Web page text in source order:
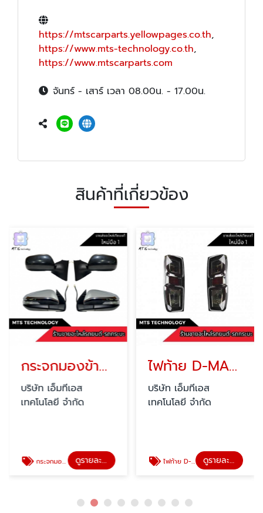
https://mtscarparts.yellowpages.co.th,
https://www.mts-technology.co.th,
https://www.mtscarparts.com
จันทร์ - เสาร์ เวลา 08.00น. - 17.00น.
สินค้าที่เกี่ยวข้อง
กระจกมองข้างรถยนต์
บริษัท เอ็มทีเอส
เทคโนโลยี จำกัด
กระจกมองข้างรถยนต์ ดูรายละเอียด
ไฟท้าย D-MAX ราคาถูก
บริษัท เอ็มทีเอส
เทคโนโลยี จำกัด
ไฟท้าย D-MAX ราคาถูก ดูรายละเอียด